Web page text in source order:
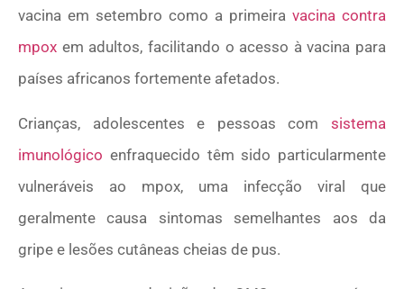
vacina em setembro como a primeira vacina contra
mpox em adultos, facilitando o acesso à vacina para
países africanos fortemente afetados.
Crianças, adolescentes e pessoas com sistema
imunológico enfraquecido têm sido particularmente
vulneráveis ao mpox, uma infecção viral que
geralmente causa sintomas semelhantes aos da
gripe e lesões cutâneas cheias de pus.